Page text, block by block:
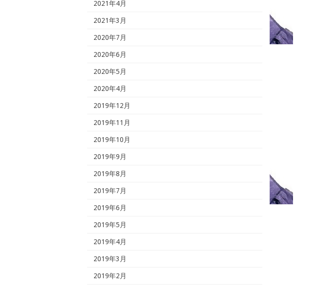
2021年4月
2021年3月
2020年7月
2020年6月
2020年5月
2020年4月
2019年12月
2019年11月
2019年10月
2019年9月
2019年8月
2019年7月
2019年6月
2019年5月
2019年4月
2019年3月
2019年2月